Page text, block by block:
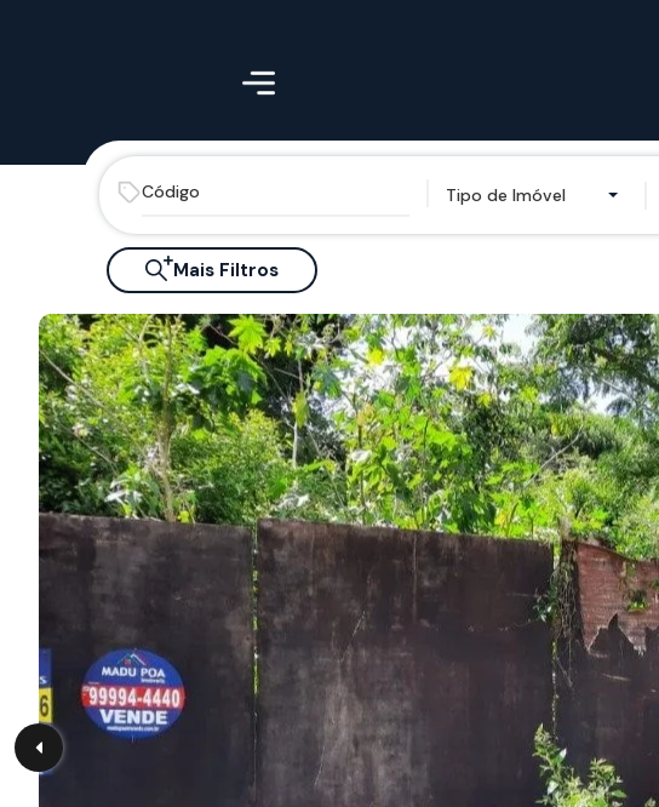
Tipo de Imóvel
Mais Filtros